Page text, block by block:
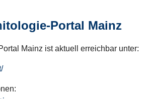
Portal Mainz
Mainz ist aktuell erreichbar unter: